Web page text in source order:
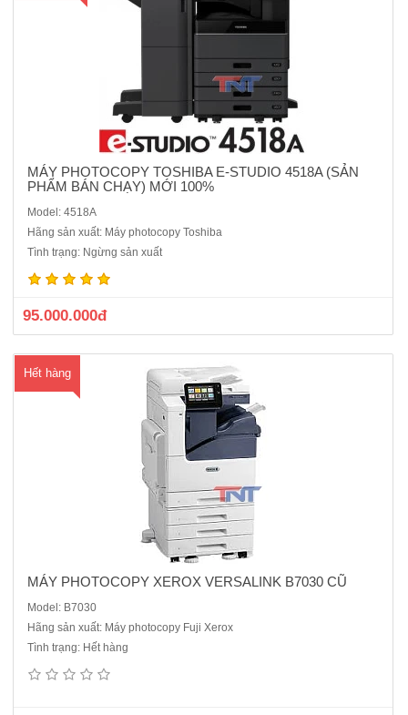
MÁY PHOTOCOPY TOSHIBA E-STUDIO 4518A (SẢN
PHẨM BÁN CHẠY) MỚI 100%
Model: 4518A
Hãng sản xuất: Máy photocopy Toshiba
Tình trạng: Ngừng sản xuất
95.000.000đ
Hết hàng
Máy photo Xerox VersaLink B7030 là dòng máy đa chức năng có khả
năng hoạt động ổn định bền bỉ, tiết kiệm chi phí vật tư tiêu hao. Vật tư
MÁY PHOTOCOPY XEROX VERSALINK B7030 CŨ
Model: B7030
Hãng sản xuất: Máy photocopy Fuji Xerox
Tình trạng: Hết hàng
Máy photocopy Canon iR2545 đa chức năng này sẽ là sự lựa chọn lý
của mình.Chức năng chuẩn: Copy – In mạng – Scan màu mạng.Giao